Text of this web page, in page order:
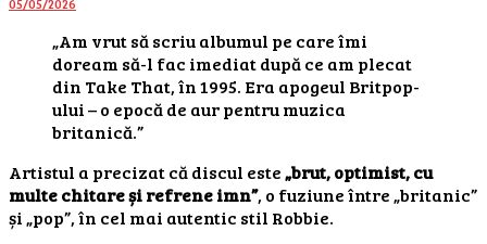
„Am vrut să scriu albumul pe care îmi
doream să-l fac imediat după ce am plecat
din Take That, în 1995. Era apogeul Britpop-
ului – o epocă de aur pentru muzica
britanică.”
Artistul a precizat că discul este„brut, optimist, cu
multe chitare și refrene imn”, o fuziune între „britanic”
și „pop”, în cel mai autentic stil Robbie.